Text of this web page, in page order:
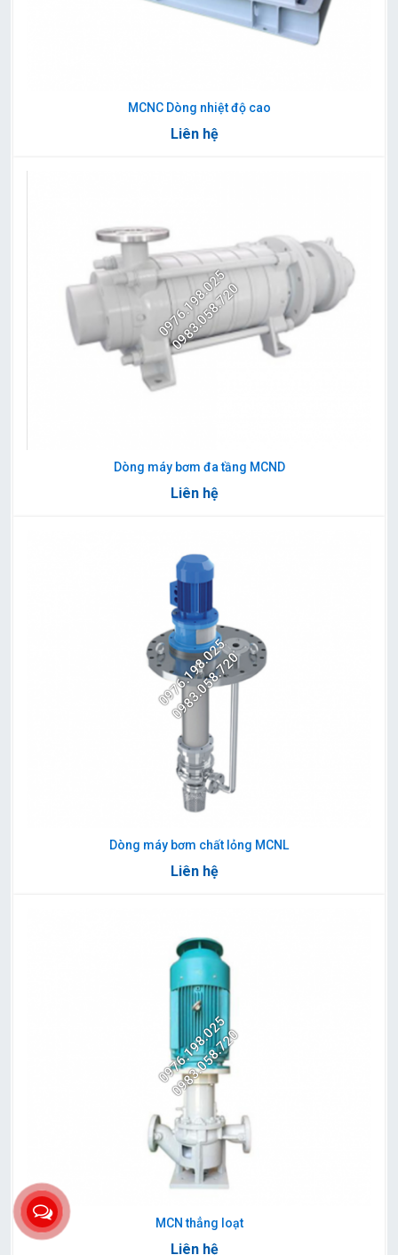
MCNC Dòng nhiệt độ cao
Liên hệ
0976.198.025
0983.058.720
Dòng máy bơm đa tầng MCND
Liên hệ
0976.198.025
0983.058.720
Dòng máy bơm chất lỏng MCNL
Liên hệ
0976.198.025
0983.058.720
MCN thẳng loạt
Liên hệ